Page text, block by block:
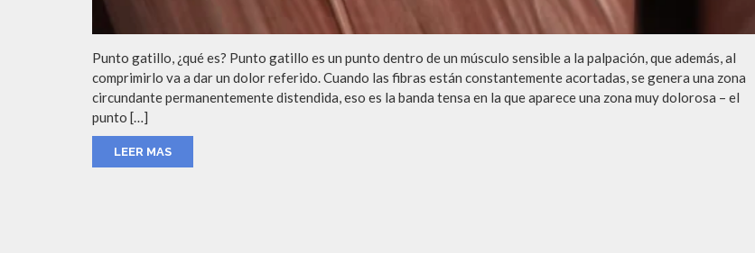
Punto gatillo, ¿qué es? Punto gatillo es un punto dentro de un músculo sensible a la palpación, que además, al
comprimirlo va a dar un dolor referido. Cuando las fibras están constantemente acortadas, se genera una zona
circundante permanentemente distendida, eso es la banda tensa en la que aparece una zona muy dolorosa – el
punto […]
LEER MAS